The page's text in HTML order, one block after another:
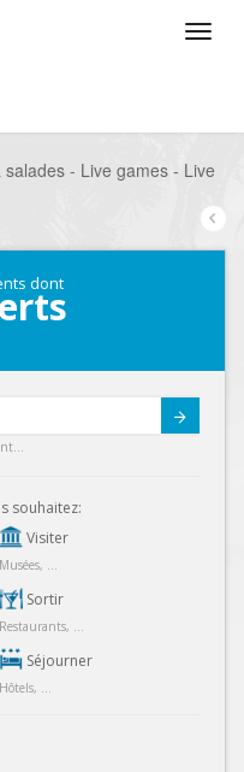
- Live games - Live
dont
souhaitez:
Visiter
Musées, ...
Sortir
Restaurants, ...
Séjourner
Hôtels, ...